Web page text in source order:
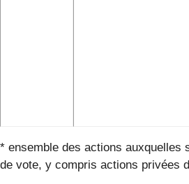
* ensemble des actions auxquelles
de vote, y compris actions privées